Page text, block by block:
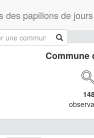
des papillons de
Commune